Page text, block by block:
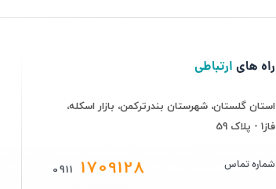
راه هایارتباطی
استان گلستان، شهرستان بندرترکمن، بازار اسکله،
فاز1 - پلاک 59
شماره تماس 0911 1709128